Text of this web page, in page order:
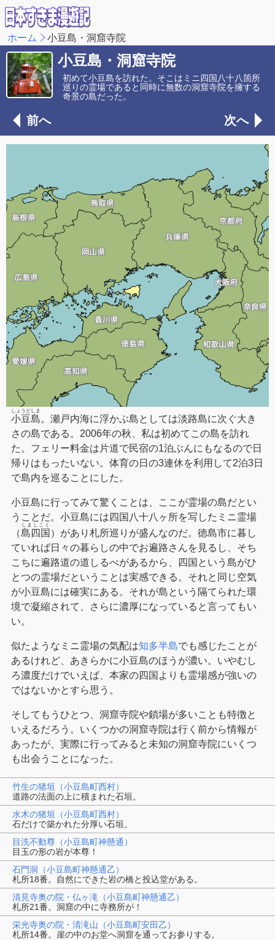
ホーム 小豆島・洞窟寺院
小豆島・洞窟寺院
初めて小豆島を訪れた。そこはミニ四国八十八箇所
巡りの霊場であると同時に無数の洞窟寺院を擁する
奇景の島だった。
前へ 次へ
小豆島
しょうどしま
。瀬戸内海に浮かぶ島としては淡路島に次ぐ大き
さの島である。2006年の秋、私は初めてこの島を訪れ
た。フェリー料金は片道で民宿の1泊ぶんにもなるので日
帰りはもったいない。体育の日の3連休を利用して2泊3日
で島内を巡ることにした。
小豆島に行ってみて驚くことは、ここが霊場の島だとい
うことだ。小豆島には四国八十八ヶ所を写したミニ霊場
（島四国
しましこく
）があり札所巡りが盛んなのだ。徳島市に暮し
ていれば日々の暮らしの中でお遍路さんを見るし、そち
こちに遍路道の道しるべがあるから、四国という島がひ
とつの霊場だということは実感できる。それと同じ空気
が小豆島には確実にある。それが島という隔てられた環
境で凝縮されて、さらに濃厚になっていると言ってもい
い。
似たようなミニ霊場の気配は知多半島でも感じたことが
あるけれど、あきらかに小豆島のほうが濃い。いやむし
ろ濃度だけでいえば、本家の四国よりも霊場感が強いの
ではないかとすら思う。
そしてもうひとつ、洞窟寺院や鎖場が多いことも特徴と
いえるだろう。いくつかの洞窟寺院は行く前から情報が
あったが、実際に行ってみると未知の洞窟寺院にいくつ
も出会うことになった。
竹生の猪垣（小豆島町西村）
道路の法面の上に積まれた石垣。
水木の猪垣（小豆島町西村）
石だけで築かれた分厚い石垣。
目洗不動尊（小豆島町神懸通）
目玉の形の岩が本尊！
石門洞（小豆島町神懸通乙）
札所18番。自然にできた岩の橋と投込堂がある。
清見寺奥の院・仏ヶ滝（小豆島町神懸通乙）
札所21番。洞窟の中に寺務所が！
栄光寺奥の院・清滝山（小豆島町安田乙）
札所14番。崖の中のお堂へ洞窟を通ってお参りする。